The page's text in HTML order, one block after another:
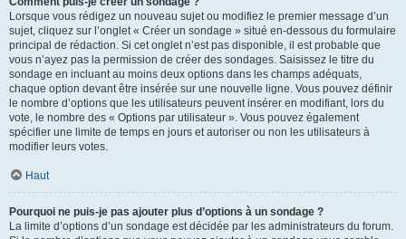
Lorsque vous rédigez un nouveau sujet ou modifiez le premier message d’un
sujet, cliquez sur l’onglet « Créer un sondage » situé en-dessous du formulaire
principal de rédaction. Si cet onglet n’est pas disponible, il est probable que
vous n’ayez pas la permission de créer des sondages. Saisissez le titre du
sondage en incluant au moins deux options dans les champs adéquats,
chaque option devant être insérée sur une nouvelle ligne. Vous pouvez définir
le nombre d’options que les utilisateurs peuvent insérer en modifiant, lors du
vote, le nombre des « Options par utilisateur ». Vous pouvez également
spécifier une limite de temps en jours et autoriser ou non les utilisateurs à
modifier leurs votes.
Haut
Pourquoi ne puis-je pas ajouter plus d’options à un sondage ?
La limite d’options d’un sondage est décidée par les administrateurs du forum.